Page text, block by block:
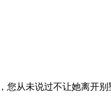
您从未说过不让她离开